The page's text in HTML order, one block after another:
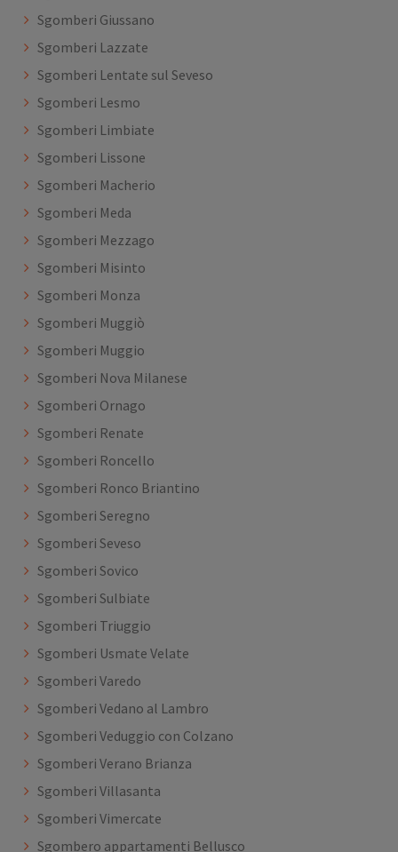
Sgomberi Giussano
Sgomberi Lazzate
Sgomberi Lentate sul Seveso
Sgomberi Lesmo
Sgomberi Limbiate
Sgomberi Lissone
Sgomberi Macherio
Sgomberi Meda
Sgomberi Mezzago
Sgomberi Misinto
Sgomberi Monza
Sgomberi Muggiò
Sgomberi Muggio
Sgomberi Nova Milanese
Sgomberi Ornago
Sgomberi Renate
Sgomberi Roncello
Sgomberi Ronco Briantino
Sgomberi Seregno
Sgomberi Seveso
Sgomberi Sovico
Sgomberi Sulbiate
Sgomberi Triuggio
Sgomberi Usmate Velate
Sgomberi Varedo
Sgomberi Vedano al Lambro
Sgomberi Veduggio con Colzano
Sgomberi Verano Brianza
Sgomberi Villasanta
Sgomberi Vimercate
Sgombero appartamenti Bellusco